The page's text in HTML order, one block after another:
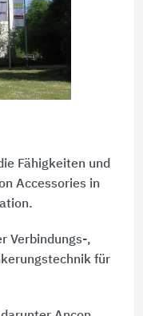
Fähigkeiten und
Accessories in
Verbindungs-,
für